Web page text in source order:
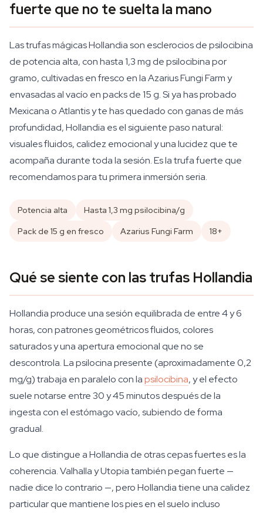
fuerte que no te suelta la mano
Las trufas mágicas Hollandia son esclerocios de psilocibina
de potencia alta, con hasta 1,3 mg de psilocibina por
gramo, cultivadas en fresco en la Azarius Fungi Farm y
envasadas al vacío en packs de 15 g. Si ya has probado
Mexicana o Atlantis y te has quedado con ganas de más
profundidad, Hollandia es el siguiente paso natural:
visuales fluidos, calidez emocional y una lucidez que te
acompaña durante toda la sesión. Es la trufa fuerte que
recomendamos para tu primera inmersión seria.
Potencia alta
Hasta 1,3 mg psilocibina/g
Pack de 15 g en fresco
Azarius Fungi Farm 18+
Qué se siente con las trufas Hollandia
Hollandia produce una sesión equilibrada de entre 4 y 6
horas, con patrones geométricos fluidos, colores
saturados y una apertura emocional que no se
descontrola. La psilocina presente (aproximadamente 0,2
mg/g) trabaja en paralelo con lapsilocibina, y el efecto
suele notarse entre 30 y 45 minutos después de la
ingesta con el estómago vacío, subiendo de forma
gradual.
Lo que distingue a Hollandia de otras cepas fuertes es la
coherencia. Valhalla y Utopia también pegan fuerte —
nadie dice lo contrario —, pero Hollandia tiene una calidez
particular que mantiene los pies en el suelo incluso